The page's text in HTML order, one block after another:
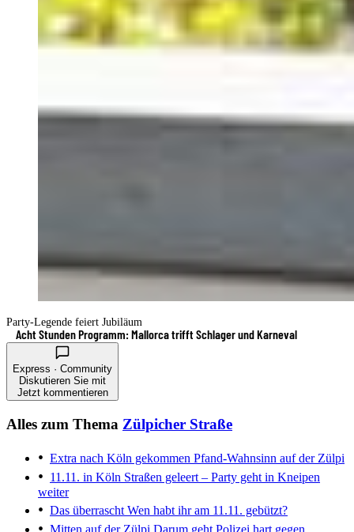
Party-Legende feiert Jubiläum
Acht Stunden Programm: Mallorca trifft Schlager und Karneval
Express · Community
Diskutieren Sie mit
Jetzt kommentieren
Alles zum Thema Zülpicher Straße
Extra nach Köln gekommen Pfand-Wahnsinn auf der Zülpi
11.11. in Köln Straßen geleert – Party geht in Kneipen
weiter
Das überrascht Wen habt ihr am 11.11. gebützt?